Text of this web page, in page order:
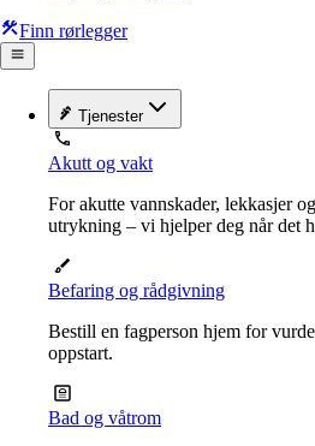
Finn rørlegger
Tjenester
Akutt og vakt
For akutte vannskader, lekkasjer
utrykning – vi hjelper deg når det
Befaring og rådgivning
Bestill en fagperson hjem for
oppstart.
Bad og våtrom